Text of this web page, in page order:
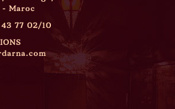
Maroc
77 02/10